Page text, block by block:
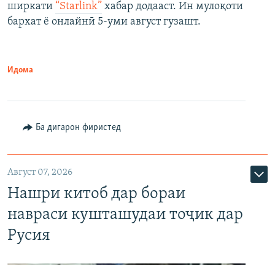
ширкати “Starlink” хабар додааст. Ин мулоқоти
бархат ё онлайнӣ 5-уми август гузашт.
Идома
Ба дигарон фиристед
Август 07, 2026
Нашри китоб дар бораи
навраси кушташудаи тоҷик дар
Русия